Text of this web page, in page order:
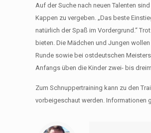
Auf der Suche nach neuen Talenten
Kappen zu vergeben. „Das beste
natürlich der Spaß im Vordergrund.“
bieten. Die Mädchen und Jungen
Runde sowie bei ostdeutschen
Anfangs üben die Kinder zwei- bis
Zum Schnuppertraining kann zu den
vorbeigeschaut werden. Informationen